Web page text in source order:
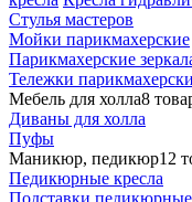
Стулья мастеров
Мойки парикмахерские
Парикмахерские
Тележки
Мебель для холла8
Диваны для холла
Пуфы
Маникюр, педикюр12
Педикюрные кресла
Подставки педикюрные